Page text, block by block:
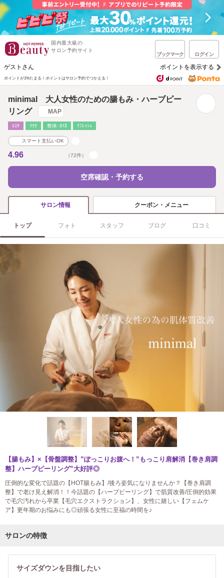
国内最大級の
サロン予約サイト
ブックマーク ログイン
ゲストさん ポイントを表示する
ポイントが1%たまる！ ポイントはサロン予約でつかえる！
minimal 大人女性のための腸もみ・ハーブピー
リング
MAP
ｴｽﾃ ﾘﾗｸ 整体･ｶｲﾛ ﾘﾌﾚｯｼｭ
スマート支払いOK
4.96 （72件）
空席確認・予約する
サロン情報 クーポン・メニュー
トップ フォト スタッフ ブログ 口コミ
【腸もみ】×【骨盤調整】”ぽっこりお腹へ！”もっこり肩解消【巻き肩調
整】ハーブピーリング”大好評◎
圧倒的な変化で話題の【HOT腸もみ】/後ろ姿気になりませんか？【巻き肩調
整】で老け見え解消！！今話題の【ハーブピーリング】で肌質改善/圧倒的効果
で毛穴汚れから卒業【毛穴エクストラクション】、女性に嬉しい【フェムケ
ア】更年期のお悩みにも◎頑張る女性に至福の時間を♪
サロンの特徴
サイズダウンを目指したい